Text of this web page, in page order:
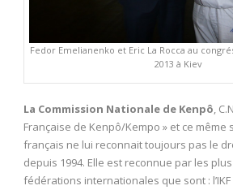
Fedor Emelianenko et Eric La Rocca au
2013 à Kiev
La Commission Nationale de Kenpô,
Française de Kenpô/Kempo » et ce même
français ne lui reconnait toujours pas le
depuis 1994. Elle est reconnue par les
fédérations internationales que sont :